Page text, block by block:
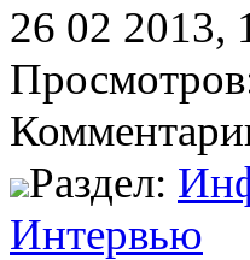
26 02 2013,
Раздел:
Интервью